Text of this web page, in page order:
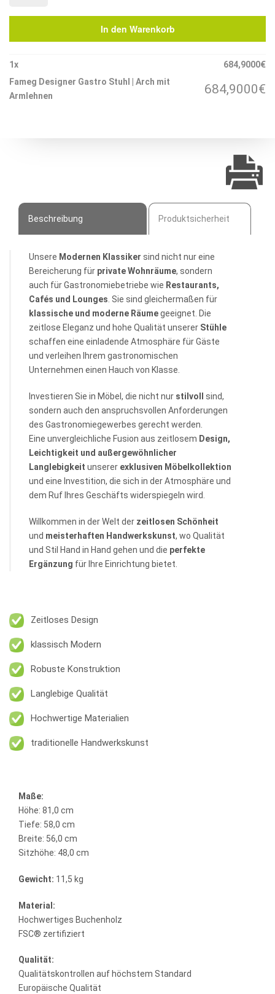
Stuhl
Arch
mit
Menge
In den Warenkorb
1x 684,9000€
Fameg Designer Gastro Stuhl | Arch mit
Armlehnen
684,9000€
Beschreibung Produktsicherheit
Unsere Modernen Klassiker sind nicht nur eine
Bereicherung für private Wohnräume, sondern
auch für Gastronomiebetriebe wie Restaurants,
Cafés und Lounges . Sie sind gleichermaßen für
klassische und moderne Räumegeeignet. Die
zeitlose Eleganz und hohe Qualität unserer Stühle
schaffen eine einladende Atmosphäre für Gäste
und verleihen Ihrem gastronomischen
Unternehmen einen Hauch von Klasse.
Investieren Sie in Möbel, die nicht nur stilvoll
sind,
sondern auch den anspruchsvollen Anforderungen
des Gastronomiegewerbes gerecht werden.
Eine unvergleichliche Fusion aus zeitlosem Design,
Leichtigkeit und außergewöhnlicher
Langlebigkeit unserer exklusiven Möbelkollektion
und eine Investition, die sich in der Atmosphäre und
dem Ruf Ihres Geschäfts widerspiegeln wird.
Willkommen in der Welt der zeitlosen Schönheit
und meisterhaften Handwerkskunst, wo Qualität
und Stil Hand in Hand gehen und die perfekte
Ergänzung für Ihre Einrichtung bietet.
Zeitloses Design
klassisch Modern
Robuste Konstruktion
Langlebige Qualität
Hochwertige Materialien
traditionelle Handwerkskunst
Maße:
Höhe: 81,0 cm
Tiefe: 58,0 cm
Breite: 56,0 cm
Sitzhöhe: 48,0 cm
Gewicht: 11,5 kg
Material:
Hochwertiges Buchenholz
FSC® zertifiziert
Qualität:
Qualitätskontrollen auf höchstem Standard
Europäische Qualität